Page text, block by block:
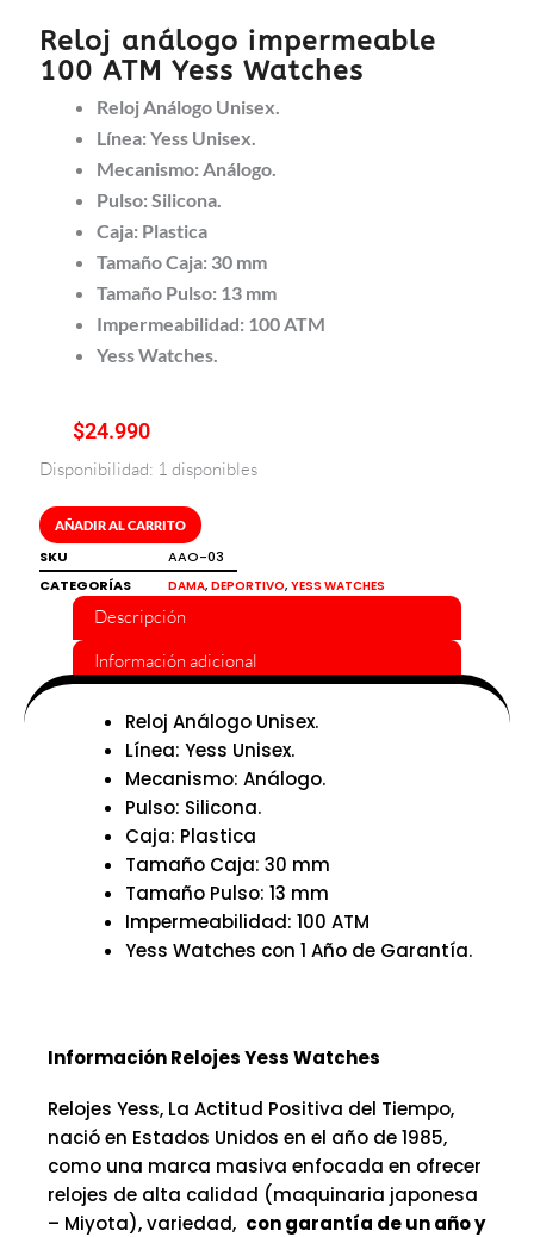
Reloj análogo impermeable
100 ATM Yess Watches
Reloj Análogo Unisex.
Línea: Yess Unisex.
Mecanismo: Análogo.
Pulso: Silicona.
Caja: Plastica
Tamaño Caja: 30 mm
Tamaño Pulso: 13 mm
Impermeabilidad: 100 ATM
Yess Watches.
$24.990
Disponibilidad: 1 disponibles
Reloj
impermeable
100
ATM
Yess
Watches
cantidad
AÑADIR AL CARRITO
SKU
AAO-03
CATEGORÍAS
DAMA, DEPORTIVO, YESS WATCHES
Descripción
Información adicional
Reloj Análogo Unisex.
Línea: Yess Unisex.
Mecanismo: Análogo.
Pulso: Silicona.
Caja: Plastica
Tamaño Caja: 30 mm
Tamaño Pulso: 13 mm
Impermeabilidad: 100 ATM
Yess Watches con 1 Año de Garantía.
Información Relojes Yess Watches
Relojes Yess, La Actitud Positiva del Tiempo,
nació en Estados Unidos en el año de 1985,
como una marca masiva enfocada en ofrecer
relojes de alta calidad (maquinaria japonesa
– Miyota), variedad, con garantía de un año y